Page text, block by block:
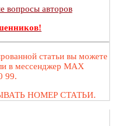
вопросы авторов
статьи вы можете
в мессенджер MAX
99.
НОМЕР СТАТЬИ.